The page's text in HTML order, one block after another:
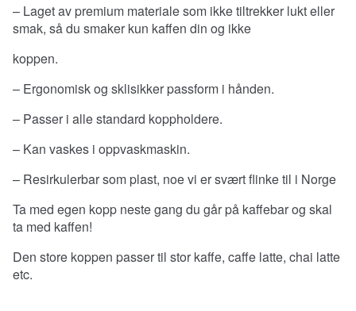
– Laget av premium materiale som ikke tiltrekker lukt eller
smak, så du smaker kun kaffen din og ikke
koppen.
– Ergonomisk og sklisikker passform i hånden.
– Passer i alle standard koppholdere.
– Kan vaskes i oppvaskmaskin.
– Resirkulerbar som plast, noe vi er svært flinke til i Norge
Ta med egen kopp neste gang du går på kaffebar og skal
ta med kaffen!
Den store koppen passer til stor kaffe, caffe latte, chai latte
etc.